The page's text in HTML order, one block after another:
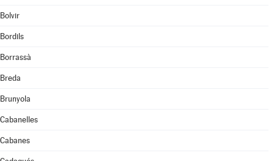
Bolvir
Bordils
Borrassà
Breda
Brunyola
Cabanelles
Cabanes